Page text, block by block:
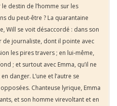
le destin de l’homme sur les
du peut-être ? La quarantaine
Will se voit désaccordé : dans son
de journaliste, dont il pointe avec
les pires travers ; en lui-même,
; et surtout avec Emma, qu’il ne
danger. L’une et l’autre se
Chanteuse lyrique, Emma
et son homme virevoltant et en